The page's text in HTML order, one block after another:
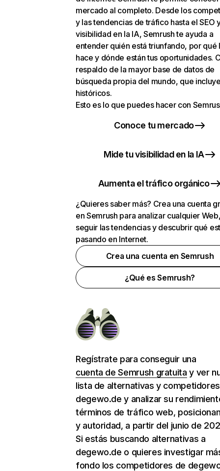
mercado al completo. Desde los
y las tendencias de tráfico hasta el SEO
visibilidad en la IA, Semrush te ayuda a
entender quién está triunfando, por qué
hace y dónde están tus oportunidades.
respaldo de la mayor base de datos de
búsqueda propia del mundo, que
históricos.
Esto es lo que puedes hacer con
Conoce tu mercado
Mide tu visibilidad en la IA
Aumenta el tráfico orgánico
¿Quieres saber más? Crea una cuenta
en Semrush para analizar cualquier
seguir las tendencias y descubrir qué
pasando en Internet.
Crea una cuenta en Semrush
¿Qué es Semrush?
Regístrate para conseguir una
cuenta de Semrush gratuita y ver
lista de alternativas y
degewo.de y analizar su
términos de tráfico web,
y autoridad, a partir del junio de
Si estás buscando alternativas a
degewo.de o quieres investigar
fondo los competidores de